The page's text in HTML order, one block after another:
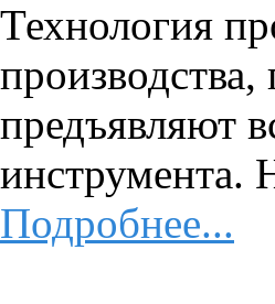
Технология
предъявляют
инструмента.
Подробнее...